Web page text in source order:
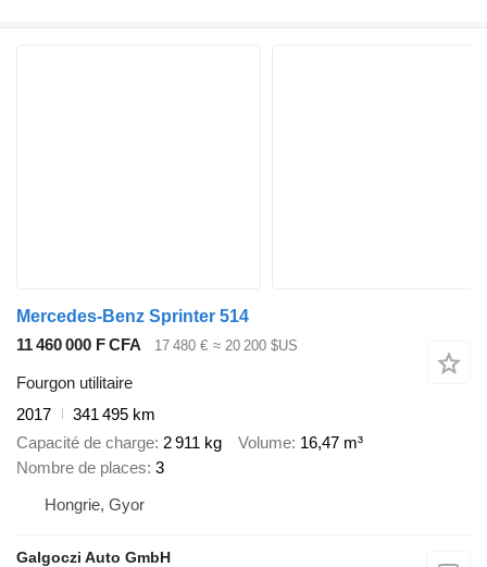
Mercedes-Benz Sprinter 514
11 460 000 F CFA
17 480 € ≈ 20 200 $US
Fourgon utilitaire
2017
341 495 km
Capacité de charge 2 911 kg Volume 16,47 m³
Nombre de places 3
Hongrie, Gyor
Galgoczi Auto GmbH